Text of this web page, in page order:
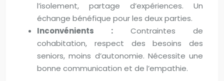
l’isolement, partage d’expériences. Un
échange bénéfique pour les deux parties.
Inconvénients : Contraintes de
cohabitation, respect des besoins des
seniors, moins d’autonomie. Nécessite une
bonne communication et de l’empathie.